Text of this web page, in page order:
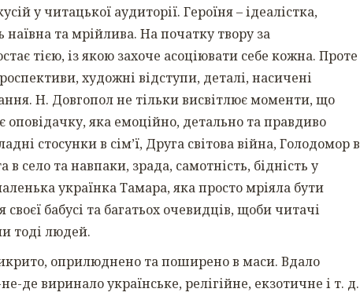
у читацької аудиторії. Героїня – ідеалістка,
та мрійлива. На початку твору за
тією, із якою захоче асоціювати себе кожна. Проте
художні відступи, деталі, насичені
Н. Довгопол не тільки висвітлює моменти, що
яка емоційно, детально та правдиво
стосунки в сім’ї, Друга світова війна, Голодомор в
в село та навпаки, зрада, самотність, бідність у
українка Тамара, яка просто мріяла бути
бабусі та багатьох очевидців, щоби читачі
тоді людей.
оприлюднено та поширено в маси. Вдало
де виринало українське, релігійне, екзотичне і т. д.